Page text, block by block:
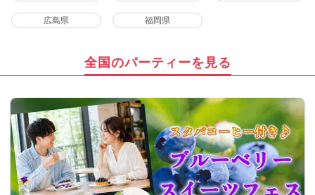
広島県 福岡県
全国のパーティーを見る